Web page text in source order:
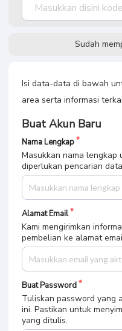
Sudah
Isi data-data di bawah
area serta informasi
Buat Akun Baru
Nama Lengkap
Masukkan nama
diperlukan pencarian
Alamat Email
Kami mengirimkan
pembelian ke alamat
Buat Password
Tuliskan password yang
ini. Pastikan untuk
yang ditulis.